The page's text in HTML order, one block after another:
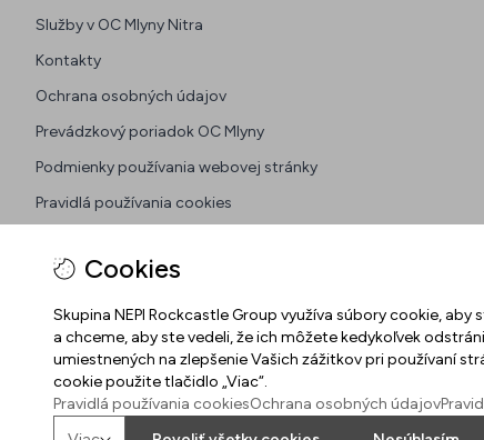
Cookies
Skupina NEPI Rockcastle Group využíva súbory cookie,
a chceme, aby ste vedeli, že ich môžete kedykoľvek
umiestnených na zlepšenie Vašich zážitkov pri používaní
cookie použite tlačidlo „Viac“.
Pravidlá používania cookiesOchrana osobných údajov
Služby v OC Mlyny Nitra
Kontakty
Ochrana osobných údajov
Prevádzkový poriadok OC Mlyny
Podmienky používania webovej stránky
Pravidlá používania cookies
Všeobecné pravidlá súťaží na sociálnych sieťach
Pravidlá súťaže na Facebook-u